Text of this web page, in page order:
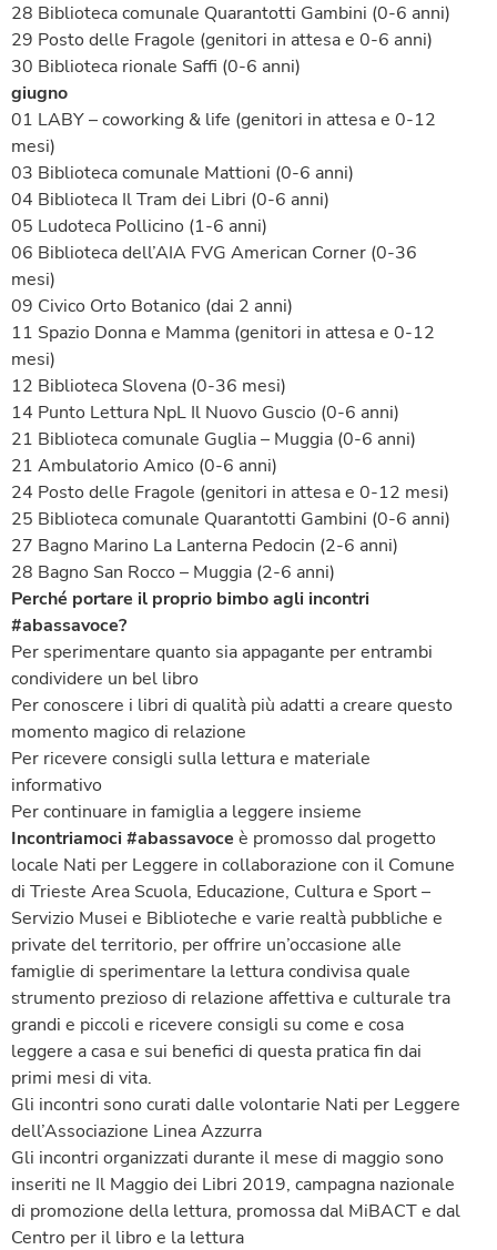
28 Biblioteca comunale Quarantotti Gambini (0-6 anni)
29 Posto delle Fragole (genitori in attesa e 0-6 anni)
30 Biblioteca rionale Saffi (0-6 anni)
giugno
01 LABY – coworking & life (genitori in attesa e 0-12
mesi)
03 Biblioteca comunale Mattioni (0-6 anni)
04 Biblioteca Il Tram dei Libri (0-6 anni)
05 Ludoteca Pollicino (1-6 anni)
06 Biblioteca dell’AIA FVG American Corner (0-36
mesi)
09 Civico Orto Botanico (dai 2 anni)
11 Spazio Donna e Mamma (genitori in attesa e 0-12
mesi)
12 Biblioteca Slovena (0-36 mesi)
14 Punto Lettura NpL Il Nuovo Guscio (0-6 anni)
21 Biblioteca comunale Guglia – Muggia (0-6 anni)
21 Ambulatorio Amico (0-6 anni)
24 Posto delle Fragole (genitori in attesa e 0-12 mesi)
25 Biblioteca comunale Quarantotti Gambini (0-6 anni)
27 Bagno Marino La Lanterna Pedocin (2-6 anni)
28 Bagno San Rocco – Muggia (2-6 anni)
Perché portare il proprio bimbo agli incontri
#abassavoce?
Per sperimentare quanto sia appagante per entrambi
condividere un bel libro
Per conoscere i libri di qualità più adatti a creare questo
momento magico di relazione
Per ricevere consigli sulla lettura e materiale
informativo
Per continuare in famiglia a leggere insieme
Incontriamoci #abassavoce è promosso dal progetto
locale Nati per Leggere in collaborazione con il Comune
di Trieste Area Scuola, Educazione, Cultura e Sport –
Servizio Musei e Biblioteche e varie realtà pubbliche e
private del territorio, per offrire un’occasione alle
famiglie di sperimentare la lettura condivisa quale
strumento prezioso di relazione affettiva e culturale tra
grandi e piccoli e ricevere consigli su come e cosa
leggere a casa e sui benefici di questa pratica fin dai
primi mesi di vita.
Gli incontri sono curati dalle volontarie Nati per Leggere
dell’Associazione Linea Azzurra
Gli incontri organizzati durante il mese di maggio sono
inseriti ne Il Maggio dei Libri 2019, campagna nazionale
di promozione della lettura, promossa dal MiBACT e dal
Centro per il libro e la lettura